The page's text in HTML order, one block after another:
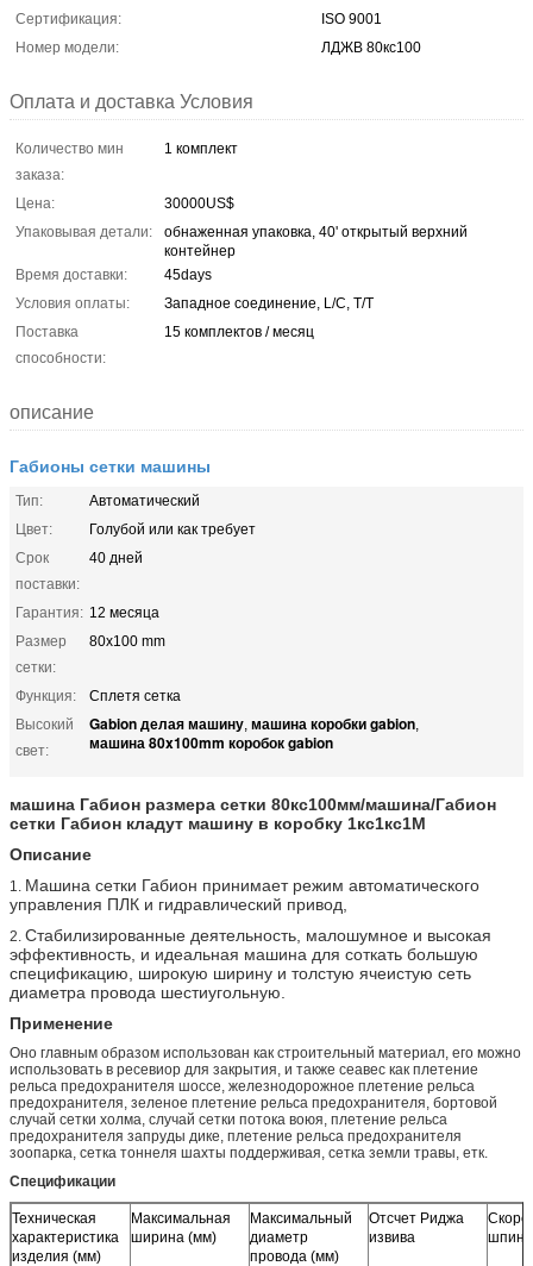
Сертификация:
ISO 9001
Номер модели:
ЛДЖВ 80кс100
Оплата и доставка Условия
Количество мин
заказа:
1 комплект
Цена:
30000US$
Упаковывая детали:
обнаженная упаковка, 40' открытый верхний
контейнер
Время доставки:
45days
Условия оплаты:
Западное соединение, L/C, T/T
Поставка
способности:
15 комплектов / месяц
описание
Габионы сетки машины
Тип:
Автоматический
Цвет:
Голубой или как требует
Срок
поставки:
40 дней
Гарантия: 12 месяца
Размер
сетки:
80x100 mm
Функция:
Сплетя сетка
Высокий
свет:
Gabion делая машину, машина коробки gabion,
машина 80x100mm коробок gabion
машина Габион размера сетки 80кс100мм/машина/Габион
сетки Габион кладут машину в коробку 1кс1кс1М
Описание
1. Машина сетки Габион принимает режим автоматического
управления ПЛК и гидравлический привод,
2. Стабилизированные деятельность, малошумное и высокая
эффективность, и идеальная машина для соткать большую
спецификацию, широкую ширину и толстую ячеистую сеть
диаметра провода шестиугольную.
Применение
Оно главным образом использован как строительный материал, его можно
использовать в ресевиор для закрытия, и также сеавес как плетение
рельса предохранителя шоссе, железнодорожное плетение рельса
предохранителя, зеленое плетение рельса предохранителя, бортовой
случай сетки холма, случай сетки потока воюя, плетение рельса
предохранителя запруды дике, плетение рельса предохранителя
зоопарка, сетка тоннеля шахты поддерживая, сетка земли травы, етк.
Спецификации
Техническая
характеристика
изделия (мм)
Максимальная
ширина (мм)
Максимальный
диаметр
провода (мм)
Отсчет Риджа
извива